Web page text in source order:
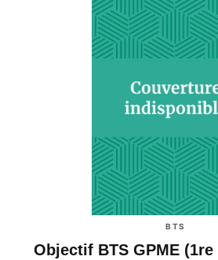
BTS
Objectif BTS GPME (1re